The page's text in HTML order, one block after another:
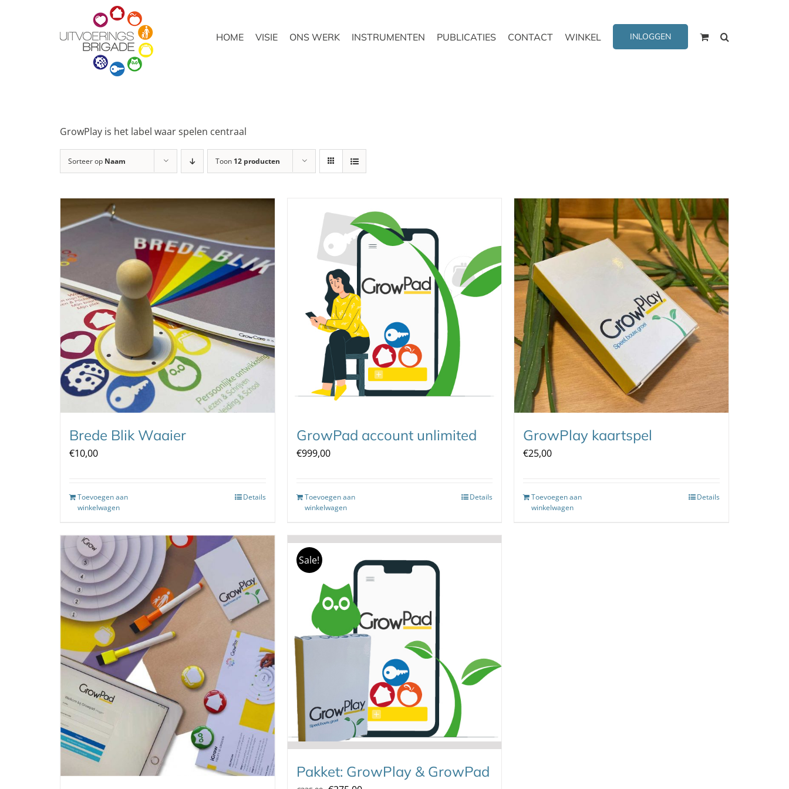
HOME VISIE ONS WERK INSTRUMENTEN PUBLICATIES CONTACT WINKEL INLOGGEN
GrowPlay is het label waar spelen centraal
Sorteer op Naam Toon 12 producten
Brede Blik Waaier
€10,00
Toevoegen aan
winkelwagen
Details
GrowPad account unlimited
€999,00
Toevoegen aan
winkelwagen
Details
GrowPlay kaartspel
€25,00
Toevoegen aan
winkelwagen
Details
Sale!
Pakket: GrowPlay & GrowPad